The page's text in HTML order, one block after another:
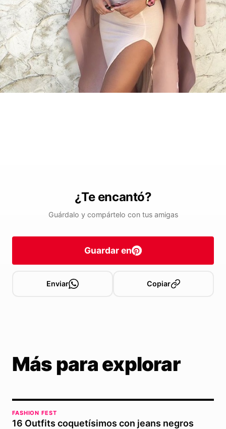
¿Te encantó?
Guárdalo y compártelo con tus amigas
Guardar en
Enviar Copiar
Más para explorar
FASHION FEST
16 Outfits coquetísimos con jeans negros